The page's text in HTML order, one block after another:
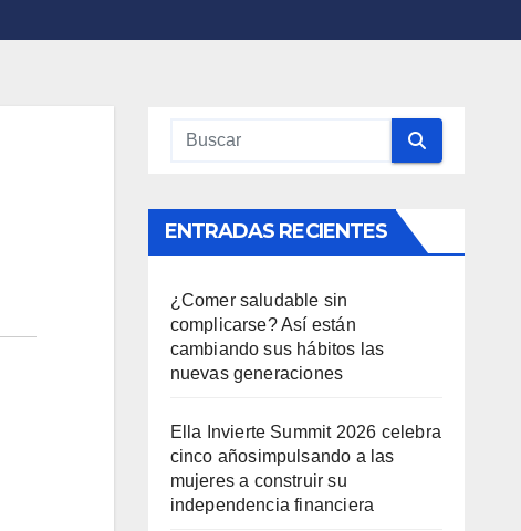
ENTRADAS RECIENTES
¿Comer saludable sin
complicarse? Así están
cambiando sus hábitos las
nuevas generaciones
Ella Invierte Summit 2026 celebra
cinco añosimpulsando a las
mujeres a construir su
independencia financiera